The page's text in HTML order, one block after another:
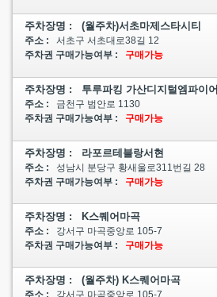
주차장명 : (월주차)서초마제스타시티
주소 :
서초구 서초대로38길 12
주차권 구매가능여부 :
구매가능
주차장명 : 투루파킹 가산디지털엠파이어
주소 :
금천구 범안로 1130
주차권 구매가능여부 :
구매가능
주차장명 : 라포르테블랑서현
주소 :
성남시 분당구 황새울로311번길 28
주차권 구매가능여부 :
구매가능
주차장명 : K스퀘어마곡
주소 :
강서구 마곡중앙로 105-7
주차권 구매가능여부 :
구매가능
주차장명 : (월주차) K스퀘어마곡
주소 : 강서구 마곡중앙로 105-7